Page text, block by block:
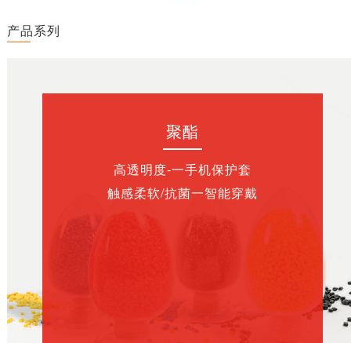
产品系列
聚酯
高透明度-一手机保护套
触感柔软/抗菌一智能穿戴